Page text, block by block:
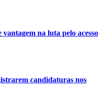
na luta pelo acesso
candidaturas nos